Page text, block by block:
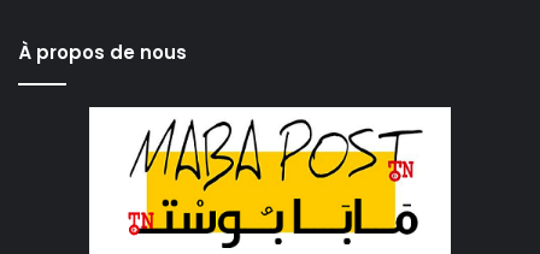
À propos de nous